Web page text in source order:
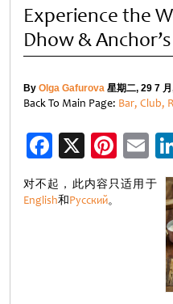
Experience the
Dhow &
By Olga Gafurova 星期二, 29 7
Back To Main Page: Bar, Club,
Facebook
X
对不起，此内容只适用于
English和Русский。